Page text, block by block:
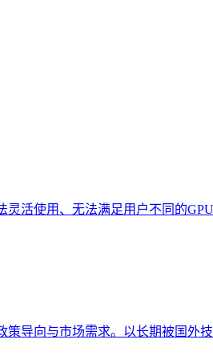
活使用、无法满足用户不同的
导向与市场需求。以长期被国外技